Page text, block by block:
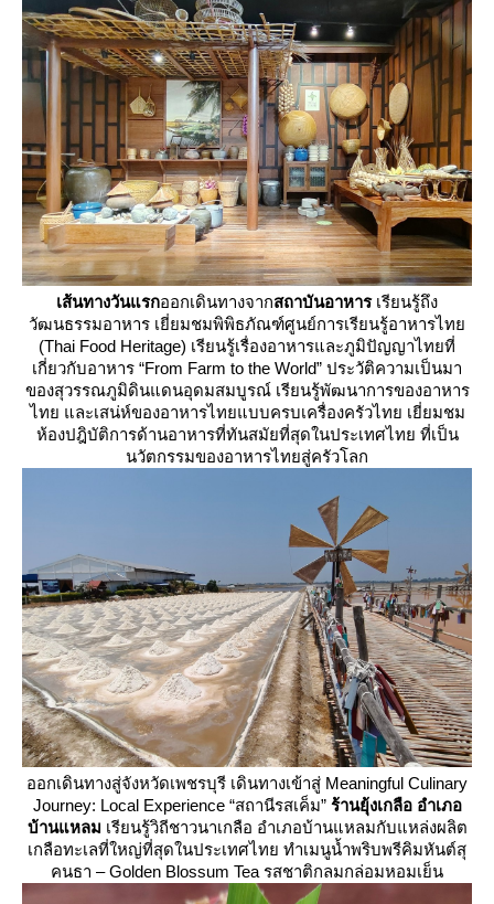
เส้นทางวันแรกออกเดินทางจากสถาบันอาหารเรียนรู้ถึง
วัฒนธรรมอาหาร เยี่ยมชมพิพิธภัณฑ์ศูนย์การเรียนรู้อาหารไท
(Thai Food Heritage) เรียนรู้เรื่องอาหารและภูมิปัญญาไทยที่
เกี่ยวกับอาหาร “From Farm to the World” ประวัติความเป็นมา
ของสุวรรณภูมิดินแดนอุดมสมบูรณ์ เรียนรู้พัฒนาการของอาหาร
ไทย และเสน่ห์ของอาหารไทยแบบครบเครื่องครัวไทย เยี่ยมชม
ห้องปฎิบัติการด้านอาหารที่ทันสมัยที่สุดในประเทศไทย ที่เป็น
นวัตกรรมของอาหารไทยสู่ครัวโลก
ออกเดินทางสู่จังหวัดเพชรบุรี เดินทางเข้าสู่ Meaningful Culinary
Journey: Local Experience “สถานีรสเค็ม”ร้านยุ้งเกลือ อำเภอ
บ้านแหลม เรียนรู้วิถีชาวนาเกลือ อำเภอบ้านแหลมกับแหล่งผลิต
เกลือทะเลที่ใหญ่ที่สุดในประเทศไทย ทำเมนูน้ำพริบพรีคิมหันต์สุ
คนธา – Golden Blossum Tea รสชาติกลมกล่อมหอมเย็น